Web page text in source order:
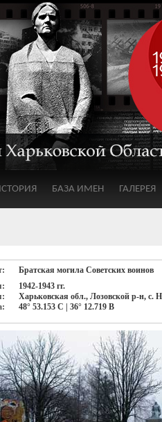
БАЗА ИМЕН ГАЛЕРЕЯ
Братская могила Советских воинов
1942-1943 гг.
Харьковская обл., Лозовской р-н, с.
48° 53.153 С | 36° 12.719 В